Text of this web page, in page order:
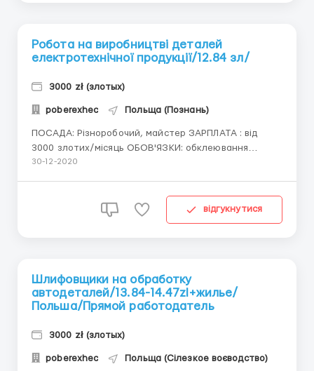
Робота на виробництві деталей
електротехнічної продукції/12.84 зл/
3000 zł (злотых)
poberexhec Польща (Познань)
ПОСАДА: Різноробочий, майстер ЗАРПЛАТА : від
3000 злотих/місяць ОБОВ'ЯЗКИ: обклеювання
запчастин, упаковка, розпакування деталей,
електрофурнітура). ВИМОГИ: Чоловіки віком 1...
30-12-2020
відгукнутися
Шлифовщики на обработку
автодеталей/13.84-14.47zl+жилье/
Польша/Прямой работодатель
3000 zł (злотых)
poberexhec Польща (Сілезкое воєводство)